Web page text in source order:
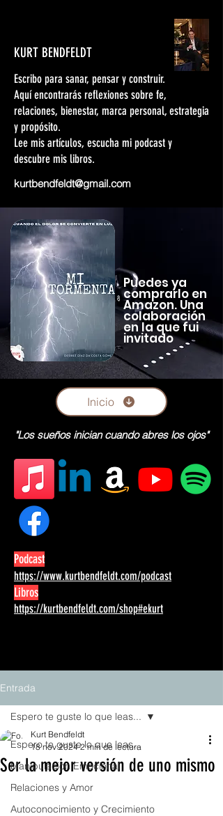
KURT BENDFELDT
Escribo para sanar, pensar y construir.
Aquí encontrarás reflexiones sobre fe,
relaciones, bienestar, marca personal, estrategia
y propósito.
Lee mis artículos, escucha mi podcast y
descubre mis libros.
kurtbendfeldt@gmail.com
Puedes ya
comprarlo en
Amazon. Una
colaboración
en la que fui
invitado
Inicio
"Los sueños inician cuando abres los ojos"
Podcast
https://www.kurtbendfeldt.com/podcast
Libros
https://kurtbendfeldt.com/shop#ekurt
Entrada
Espero te guste lo que leas...
Manipulación Emocional
Relaciones y Amor
Autoconocimiento y Crecimiento
Espero te guste lo que leas...
Ser la mejor versión de uno mismo
Kurt Bendfeldt
18 nov 2024 2 min de lectura